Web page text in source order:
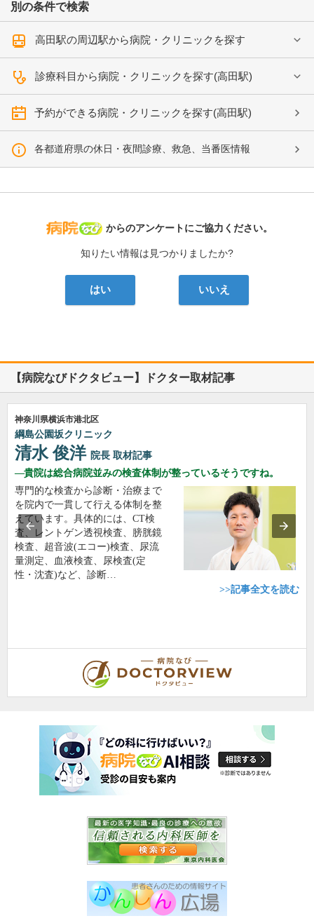
別の条件で検索
高田駅の周辺駅から病院・クリニックを探す
診療科目から病院・クリニックを探す(高田駅)
予約ができる病院・クリニックを探す(高田駅)
各都道府県の休日・夜間診療、救急、当番医情報
病院なび
からのアンケートにご協力ください。
知りたい情報は見つかりましたか?
はい いいえ
【病院なびドクタビュー】ドクター取材記事
神奈川県横浜市港北区
綱島公園坂クリニック
清水 俊洋 院長 取材記事
貴院は総合病院並みの検査体制が整っているそうですね。
専門的な検査から診断・治療まで
を院内で一貫して行える体制を整
えています。具体的には、CT検
査、レントゲン透視検査、膀胱鏡
検査、超音波(エコー)検査、尿流
量測定、血液検査、尿検査(定
性・沈査)など、診断…
>>記事全文を読む